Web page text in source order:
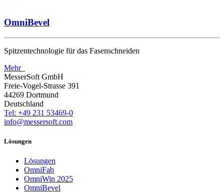
OmniBevel
Spitzentechnologie für das Fasenschneiden
Mehr
MesserSoft GmbH
Freie-Vogel-Strasse 391
44269 Dortmund
Deutschland
Tel: +49 231 53469-0
info@messersoft.com
Lösungen
Lösungen
OmniFab
OmniWin 2025
OmniBevel